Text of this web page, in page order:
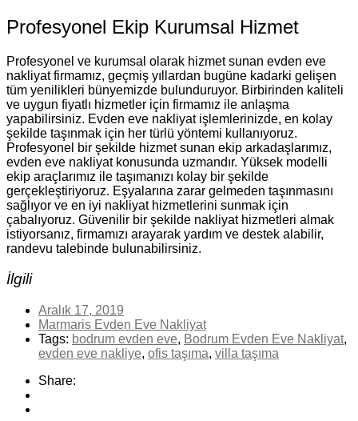
Profesyonel Ekip Kurumsal Hizmet
Profesyonel ve kurumsal olarak hizmet sunan evden eve
nakliyat firmamız, geçmiş yıllardan bugüne kadarki gelişen
tüm yenilikleri bünyemizde bulunduruyor. Birbirinden kaliteli
ve uygun fiyatlı hizmetler için firmamız ile anlaşma
yapabilirsiniz. Evden eve nakliyat işlemlerinizde, en kolay
şekilde taşınmak için her türlü yöntemi kullanıyoruz.
Profesyonel bir şekilde hizmet sunan ekip arkadaşlarımız,
evden eve nakliyat konusunda uzmandır. Yüksek modelli
ekip araçlarımız ile taşımanızı kolay bir şekilde
gerçekleştiriyoruz. Eşyalarına zarar gelmeden taşınmasını
sağlıyor ve en iyi nakliyat hizmetlerini sunmak için
çabalıyoruz. Güvenilir bir şekilde nakliyat hizmetleri almak
istiyorsanız, firmamızı arayarak yardım ve destek alabilir,
randevu talebinde bulunabilirsiniz.
İlgili
Aralık 17, 2019
Marmaris Evden Eve Nakliyat
Tags: bodrum evden eve, Bodrum Evden Eve Nakliyat,
evden eve nakliye, ofis taşıma, villa taşıma
Share: